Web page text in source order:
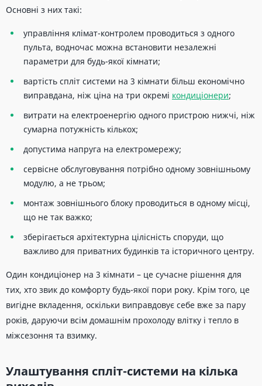
Основні з них такі:
управління клімат-контролем проводиться з одного
пульта, водночас можна встановити незалежні
параметри для будь-якої кімнати;
вартість спліт системи на 3 кімнати більш економічно
виправдана, ніж ціна на три окремі кондиціонери;
витрати на електроенергію одного пристрою нижчі, ніж
сумарна потужність кількох;
допустима напруга на електромережу;
сервісне обслуговування потрібно одному зовнішньому
модулю, а не трьом;
монтаж зовнішнього блоку проводиться в одному місці,
що не так важко;
зберігається архітектурна цілісність споруди, що
важливо для приватних будинків та історичного центру.
Один кондиціонер на 3 кімнати – це сучасне рішення для
тих, хто звик до комфорту будь-якої пори року. Крім того, це
вигідне вкладення, оскільки виправдовує себе вже за пару
років, даруючи всім домашнім прохолоду влітку і тепло в
міжсезоння та взимку.
Улаштування спліт-системи на кілька